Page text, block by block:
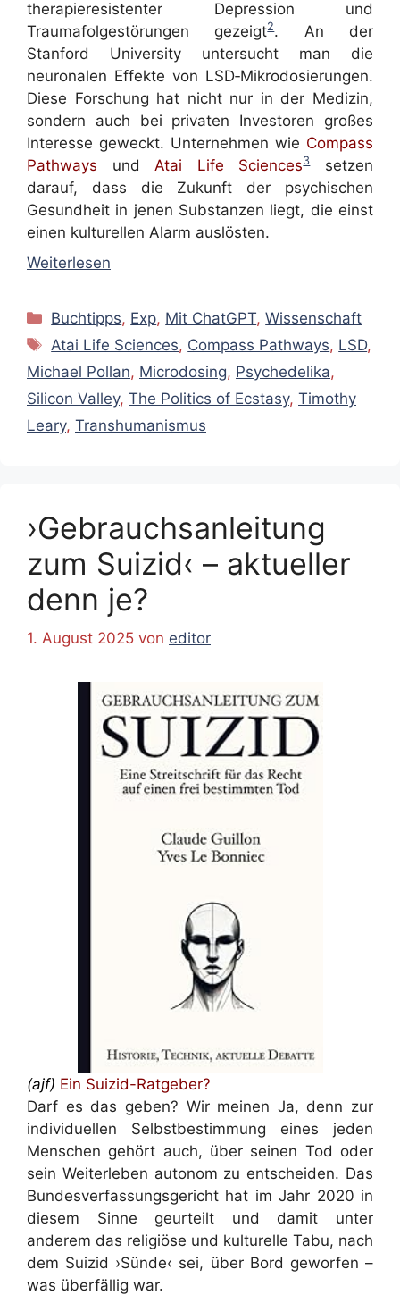
therapieresistenter Depression und
Traumafolgestörungen gezeigt2. An der
Stanford University untersucht man die
neuronalen Effekte von LSD‑Mikrodosierungen.
Diese Forschung hat nicht nur in der Medizin,
sondern auch bei privaten Investoren großes
Interesse geweckt. Unternehmen wie Compass
Pathways undAtai Life Sciences3setzen
darauf, dass die Zukunft der psychischen
Gesundheit in jenen Substanzen liegt, die einst
einen kulturellen Alarm auslösten.
Weiterlesen
Kategorien
Buchtipps, Exp, Mit ChatGPT,Wissenschaft
Schlagwörter
Atai Life Sciences, Compass Pathways, LSD,
Michael Pollan, Microdosing, Psychedelika,
Silicon Valley, The Politics of Ecstasy, Timothy
Leary, Transhumanismus
›Gebrauchsanleitung
zum Suizid‹ – aktueller
denn je?
1. August 2025 von editor
(ajf) Ein Suizid-Ratgeber?
Darf es das geben? Wir meinen Ja, denn zur
individuellen Selbstbestimmung eines jeden
Menschen gehört auch, über seinen Tod oder
sein Weiterleben autonom zu entscheiden. Das
Bundesverfassungsgericht hat im Jahr 2020 in
diesem Sinne geurteilt und damit unter
anderem das religiöse und kulturelle Tabu, nach
dem Suizid ›Sünde‹ sei, über Bord geworfen –
was überfällig war.